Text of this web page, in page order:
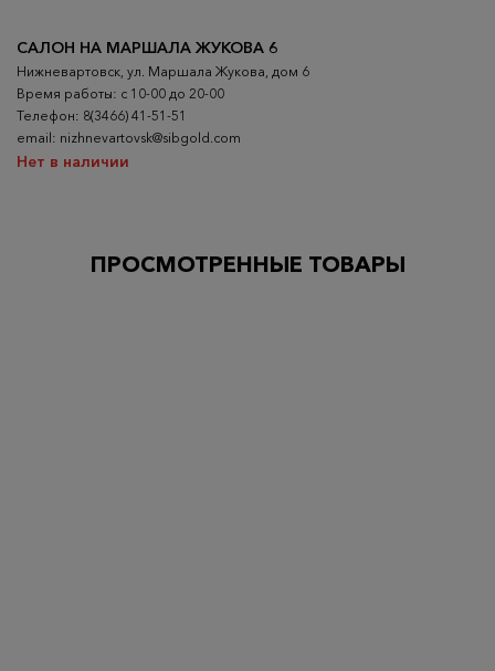
САЛОН НА МАРШАЛА ЖУКОВА 6
Нижневартовск, ул. Маршала Жукова, дом 6
Время работы: с 10-00 до 20-00
Телефон: 8(3466) 41-51-51
email: nizhnevartovsk@sibgold.com
Нет в наличии
ПРОСМОТРЕННЫЕ ТОВАРЫ